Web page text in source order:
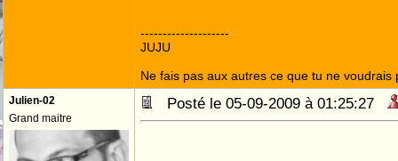
--------------------
JUJU
Ne fais pas aux autres ce que tu ne voudrais
Julien-02
Grand maitre
Posté le 05-09-2009 à 01:25:27